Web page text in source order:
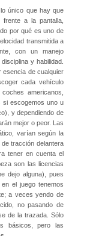
único que hay que
a la pantalla,
por qué es uno de
transmitida a
con un manejo
y habilidad.
esencia de cualquier
cada vehículo
americanos,
si escogemos uno u
y dependiendo de
mejor o peor. Las
varían según la
tracción delantera
tener en cuenta el
son las licencias
dejo alguna), pues
el juego tenemos
a veces yendo de
no pasando de
de la trazada. Sólo
básicos, pero las